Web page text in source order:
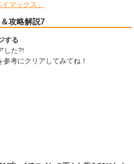
マックス」
攻略解説7
する
した?!
考にクリアしてみてね！